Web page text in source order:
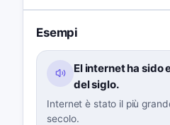
Esempi
El internet ha sido
del siglo.
Internet è stato il più
secolo.